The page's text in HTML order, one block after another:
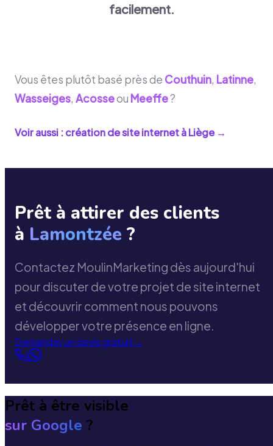
facilement.
Vous êtes plutôt basé près de Couthuin, Latinne,
Wasseiges, Acosseou Meeffe?
Voir aussi : création de site internet àLiège→
Prêt à attirer des clients
à Lamontzée ?
Contactez MoulinMarketing dès aujourd'hui
pour discuter de votre projet de site internet
et découvrir comment nous pouvons
développer votre présence en ligne.
Demander un devis gratuit→
Prêt à être visible
sur Google ?